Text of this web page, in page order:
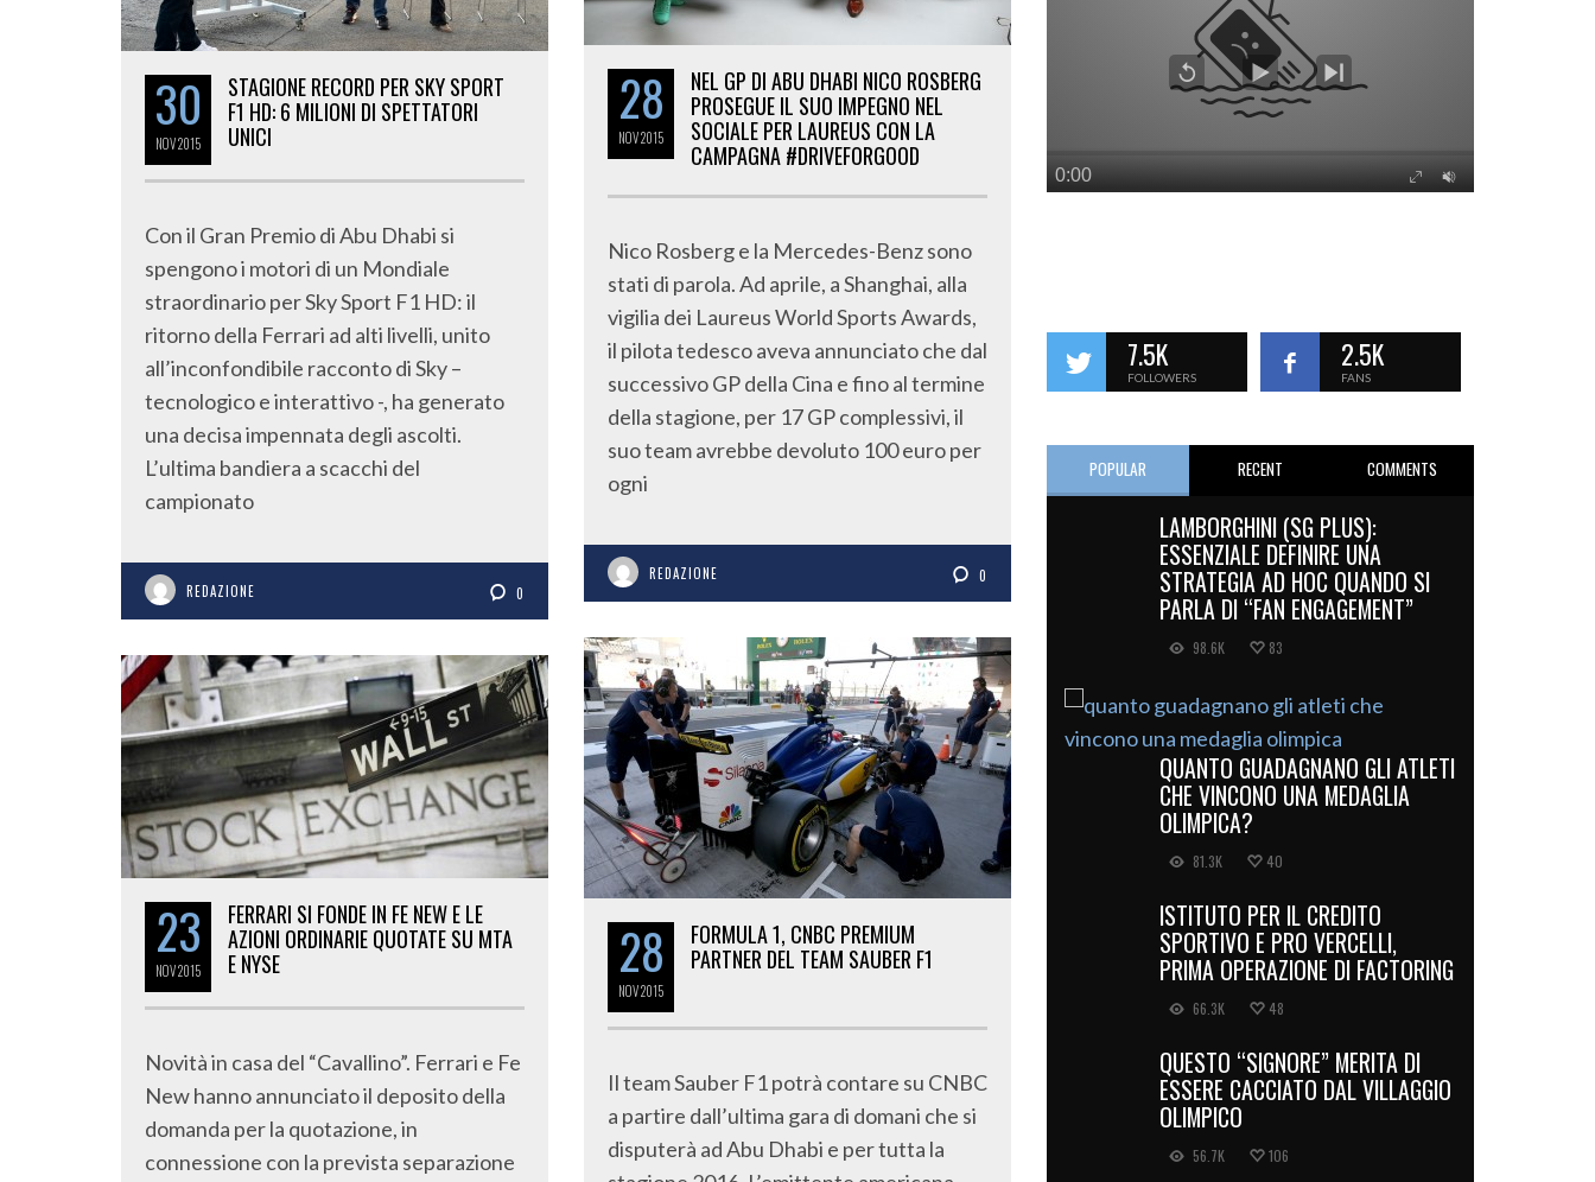
30
NOV2015
STAGIONE RECORD PER SKY SPORT
F1 HD: 6 MILIONI DI SPETTATORI
UNICI
Con il Gran Premio di Abu Dhabi si
spengono i motori di un Mondiale
straordinario per Sky Sport F1 HD: il
ritorno della Ferrari ad alti livelli, unito
all’inconfondibile racconto di Sky –
tecnologico e interattivo -, ha generato
una decisa impennata degli ascolti.
L’ultima bandiera a scacchi del
campionato
REDAZIONE 0
28
NOV2015
NEL GP DI ABU DHABI NICO ROSBERG
PROSEGUE IL SUO IMPEGNO NEL
SOCIALE PER LAUREUS CON LA
CAMPAGNA #DRIVEFORGOOD
Nico Rosberg e la Mercedes-Benz sono
stati di parola. Ad aprile, a Shanghai, alla
vigilia dei Laureus World Sports Awards,
il pilota tedesco aveva annunciato che dal
successivo GP della Cina e fino al termine
della stagione, per 17 GP complessivi, il
suo team avrebbe devoluto 100 euro per
ogni
REDAZIONE 0
28
NOV2015
FORMULA 1, CNBC PREMIUM
PARTNER DEL TEAM SAUBER F1
Il team Sauber F1 potrà contare su CNBC
a partire dall’ultima gara di domani che si
disputerà ad Abu Dhabi e per tutta la
23
NOV2015
FERRARI SI FONDE IN FE NEW E LE
AZIONI ORDINARIE QUOTATE SU MTA
E NYSE
Novità in casa del “Cavallino”. Ferrari e Fe
New hanno annunciato il deposito della
domanda per la quotazione, in
connessione con la prevista separazione
7.5K
FOLLOWERS
2.5K
FANS
POPULAR RECENT COMMENTS
LAMBORGHINI (SG PLUS):
ESSENZIALE DEFINIRE UNA
STRATEGIA AD HOC QUANDO SI
PARLA DI “FAN ENGAGEMENT”
98.6K 83
QUANTO GUADAGNANO GLI ATLETI
CHE VINCONO UNA MEDAGLIA
OLIMPICA?
81.3K 40
ISTITUTO PER IL CREDITO
SPORTIVO E PRO VERCELLI,
PRIMA OPERAZIONE DI FACTORING
66.3K 48
QUESTO “SIGNORE” MERITA DI
ESSERE CACCIATO DAL VILLAGGIO
OLIMPICO
56.7K 106